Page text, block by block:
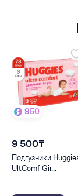
950
9 500₸
Подгузники
UltComf Gir...